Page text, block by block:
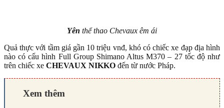
Yên thể thao Chevaux êm ái
Quả thực với tầm giá gần 10 triệu vnđ, khó có chiếc xe đạp địa hình
nào có cấu hình Full Group Shimano Altus M370 – 27 tốc độ như
trên chiếc xe CHEVAUX NIKKO đến từ nước Pháp.
Xem thêm